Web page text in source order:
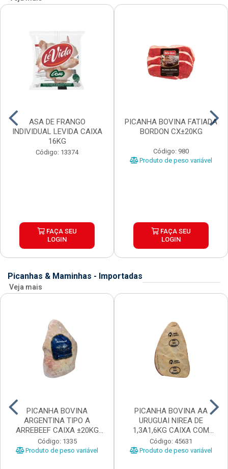
ASA DE FRANGO
INDIVIDUAL LEVIDA CAIXA
16KG
Código: 13374
FAÇA SEU
LOGIN
PICANHA BOVINA FATIADA
BORDON CX±20KG
Código: 980
Produto de peso variável
FAÇA SEU
LOGIN
Picanhas & Maminhas - Importadas
Veja mais
PICANHA BOVINA
ARGENTINA TIPO A
ARREBEEF CAIXA ±20KG
PEÇAS 1...
Código: 1335
Produto de peso variável
PICANHA BOVINA AA
URUGUAI NIREA DE
1,3A1,6KG CAIXA COM
±15KG
Código: 45631
Produto de peso variável